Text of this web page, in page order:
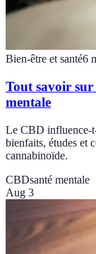
Bien-être et santé6
Tout savoir sur
mentale
Le CBD influence-
bienfaits, études et
cannabinoïde.
CBDsanté mentale
Aug 3